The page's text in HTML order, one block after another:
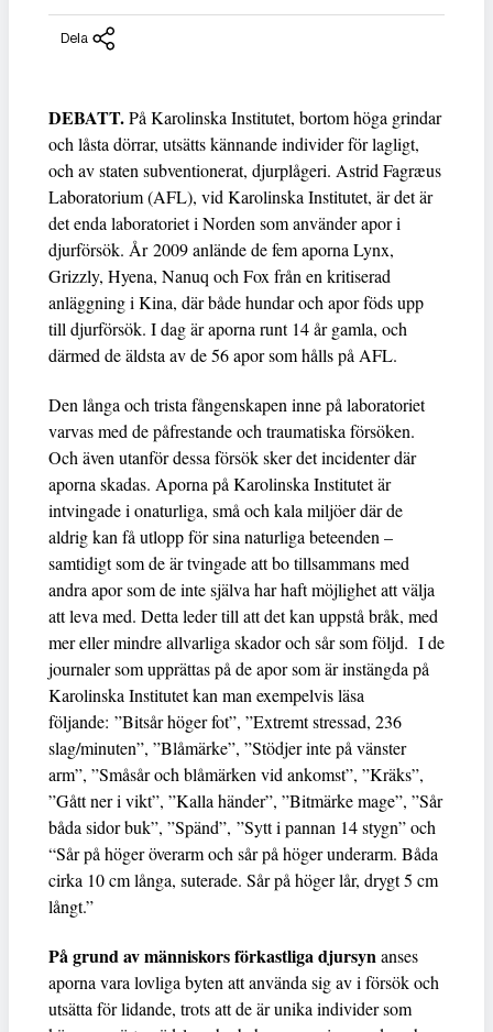
Dela
DEBATT.På Karolinska Institutet, bortom höga grindar
och låsta dörrar, utsätts kännande individer för lagligt,
och av staten subventionerat, djurplågeri. Astrid Fagræus
Laboratorium (AFL), vid Karolinska Institutet, är det är
det enda laboratoriet i Norden som använder apor i
djurförsök. År 2009 anlände de fem aporna Lynx,
Grizzly, Hyena, Nanuq och Fox från en kritiserad
anläggning i Kina, där både hundar och apor föds upp
till djurförsök. I dag är aporna runt 14 år gamla, och
därmed de äldsta av de 56 apor som hålls på AFL.
Den långa och trista fångenskapen inne på laboratoriet
varvas med de påfrestande och traumatiska försöken.
Och även utanför dessa försök sker det incidenter där
aporna skadas. Aporna på Karolinska Institutet är
intvingade i onaturliga, små och kala miljöer där de
aldrig kan få utlopp för sina naturliga beteenden –
samtidigt som de är tvingade att bo tillsammans med
andra apor som de inte själva har haft möjlighet att välja
att leva med. Detta leder till att det kan uppstå bråk, med
mer eller mindre allvarliga skador och sår som följd. I de
journaler som upprättas på de apor som är instängda på
Karolinska Institutet kan man exempelvis läsa
följande: ”Bitsår höger fot”, ”Extremt stressad, 236
slag/minuten”, ”Blåmärke”, ”Stödjer inte på vänster
arm”, ”Småsår och blåmärken vid ankomst”, ”Kräks”,
”Gått ner i vikt”, ”Kalla händer”, ”Bitmärke mage”, ”Sår
båda sidor buk”, ”Spänd”, ”Sytt i pannan 14 stygn” och
“Sår på höger överarm och sår på höger underarm. Båda
cirka 10 cm långa, suterade. Sår på höger lår, drygt 5 cm
långt.”
På grund av människors förkastliga djursynanses
aporna vara lovliga byten att använda sig av i försök och
utsätta för lidande, trots att de är unika individer som